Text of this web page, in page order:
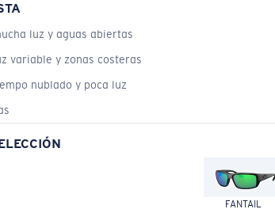
luz y aguas abiertas
variable y zonas costeras
nublado y poca luz
FANTAIL